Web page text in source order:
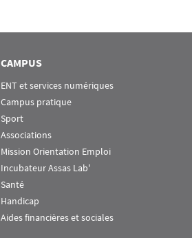
CAMPUS
ENT et services numériques
Campus pratique
Sport
Associations
Mission Orientation Emploi
Incubateur Assas Lab'
Santé
Handicap
Aides financières et sociales